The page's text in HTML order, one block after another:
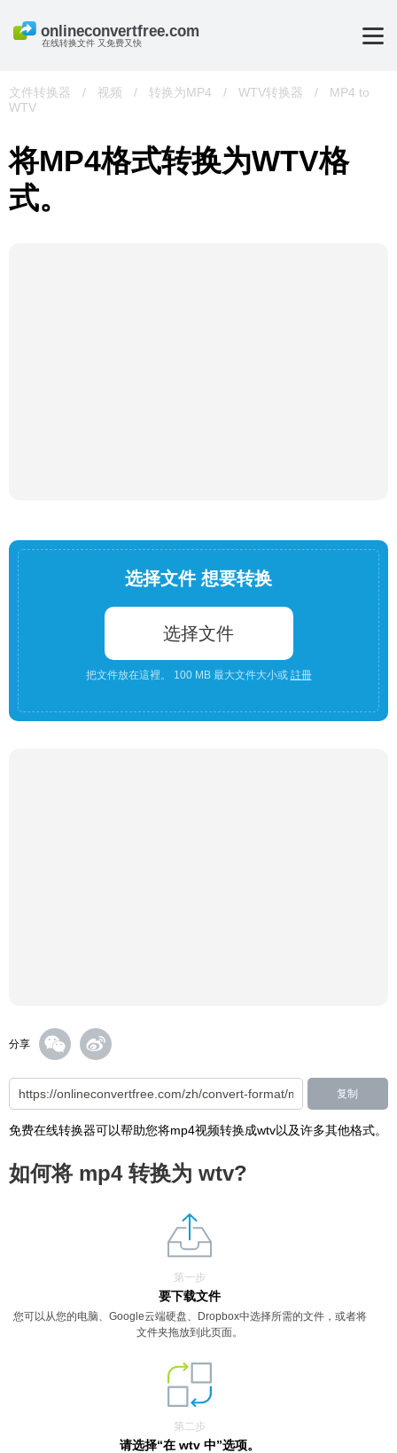
在线转换文件 又免费又快
文件转换器 / 视频 / 转换为MP4 / WTV转换器 /
MP4 to
WTV
将MP4格式转换为WTV格
式。
选择文件 想要转换
选择文件
把文件放在這裡。 100 MB 最大文件大小或 註冊
分享
复制
免费在线转换器可以帮助您将mp4视频转换成wtv以及许多其他格式。
如何将 mp4 转换为 wtv?
第一步
要下载文件
您可以从您的电脑、Google云端硬盘、Dropbox中选择所需的文件，或者将
文件夹拖放到此页面。
第二步
请选择“在 wtv 中”选项。